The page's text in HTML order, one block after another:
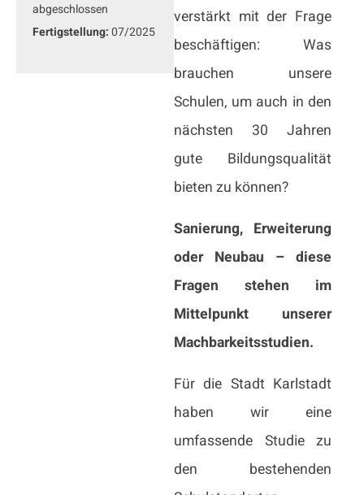
abgeschlossen
Fertigstellung:07/2025
verstärkt mit der Frage
beschäftigen: Was
brauchen unsere
Schulen, um auch in den
nächsten 30 Jahren
gute Bildungsqualität
bieten zu können?
Sanierung, Erweiterung
oder Neubau – diese
Fragen stehen im
Mittelpunkt unserer
Machbarkeitsstudien.
Für die Stadt Karlstadt
haben wir eine
umfassende Studie zu
den bestehenden